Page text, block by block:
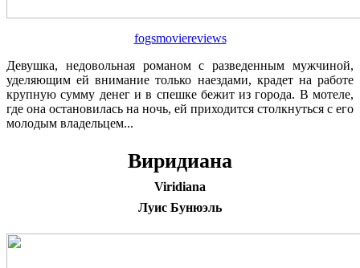
fogsmoviereviews
Девушка, недовольная романом с разведенным мужчиной,
уделяющим ей внимание только наездами, крадет на работе
крупную сумму денег и в спешке бежит из города. В мотеле,
где она остановилась на ночь, ей приходится столкнуться с его
молодым владельцем...
Виридиана
Viridiana
Луис Бунюэль